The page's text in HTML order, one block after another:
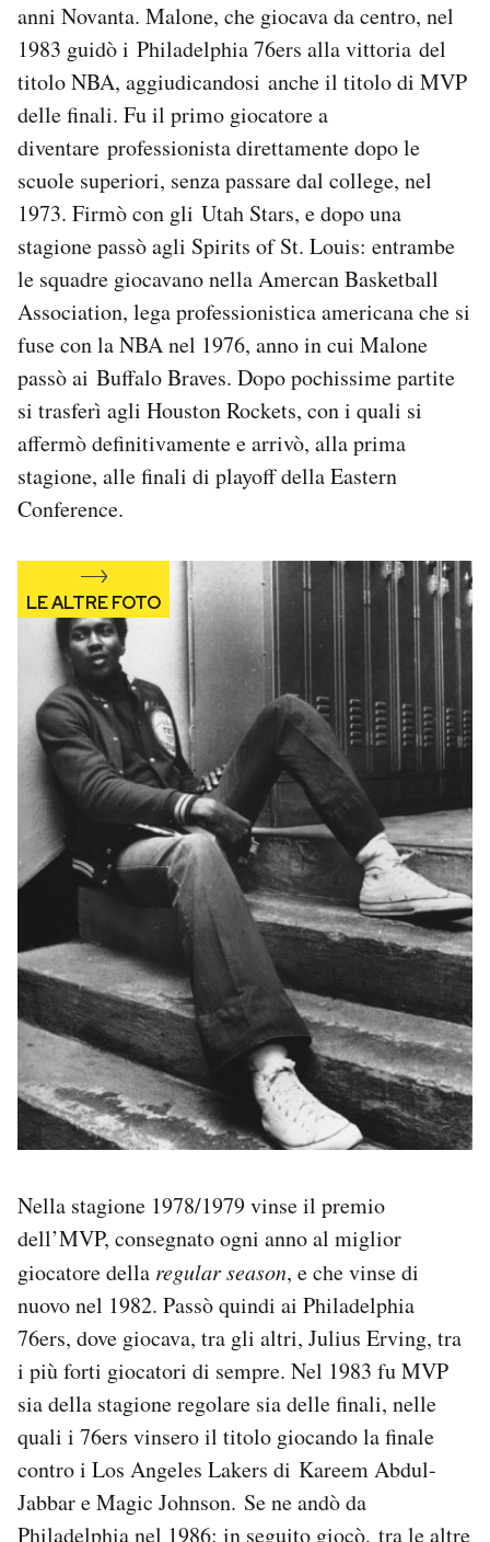
Area Personale
Newsletter
Notifiche mobile
Regala il Post
Hai bisogno di aiuto?
anni Novanta. Malone, che giocava da centro, nel
1983 guidò i Philadelphia 76ers alla vittoria del
titolo NBA, aggiudicandosi anche il titolo di MVP
delle finali. Fu il primo giocatore a
diventare professionista direttamente dopo le
scuole superiori, senza passare dal college, nel
1973. Firmò con gli Utah Stars, e dopo una
stagione passò agli Spirits of St. Louis: entrambe
le squadre giocavano nella Amercan Basketball
Association, lega professionistica americana che si
fuse con la NBA nel 1976, anno in cui Malone
passò ai Buffalo Braves. Dopo pochissime partite
si trasferì agli Houston Rockets, con i quali si
affermò definitivamente e arrivò, alla prima
stagione, alle finali di playoff della Eastern
Conference.
Nella stagione 1978/1979 vinse il premio
dell’MVP, consegnato ogni anno al miglior
giocatore della regular season, e che vinse di
nuovo nel 1982. Passò quindi ai Philadelphia
76ers, dove giocava, tra gli altri, Julius Erving, tra
i più forti giocatori di sempre. Nel 1983 fu MVP
sia della stagione regolare sia delle finali, nelle
quali i 76ers vinsero il titolo giocando la finale
contro i Los Angeles Lakers di Kareem Abdul-
Jabbar e Magic Johnson. Se ne andò da
Philadelphia nel 1986: in seguito giocò, tra le altre